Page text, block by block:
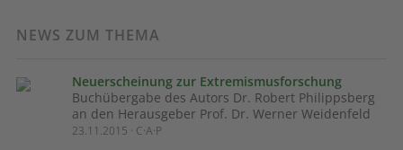
NEWS ZUM THEMA
Neuerscheinung zur Extremismusforschung
Buchübergabe des Autors Dr. Robert Philippsberg
an den Herausgeber Prof. Dr. Werner Weidenfeld
23.11.2015 · C·A·P